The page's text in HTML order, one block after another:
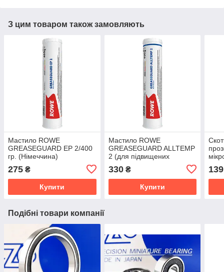
З цим товаром також замовляють
Мастило ROWE
GREASEGUARD EP 2/400
гр. (Німеччина)
275 ₴
Купити
Мастило ROWE
GREASEGUARD ALLTEMP
2 (для підвищених
(Німеччина)
330₴
Купити
139
Подібні товари компанії